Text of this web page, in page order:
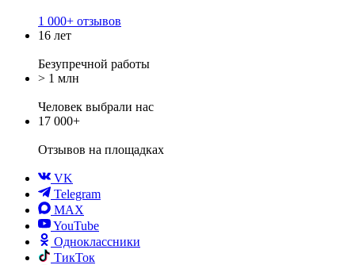
1 000+ отзывов
16 лет
Безупречной работы
> 1 млн
Человек выбрали нас
17 000+
Отзывов на площадках
VK
Telegram
MAX
YouTube
Одноклассники
ТикТок